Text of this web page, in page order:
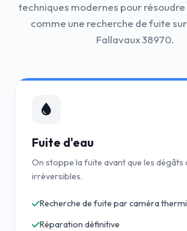
techniques modernes pour
comme une recherche de fuite
Fallavaux 38970.
Fuite d'eau
On stoppe la fuite avant que les dégâts
irréversibles.
Recherche de fuite par caméra
Réparation définitive